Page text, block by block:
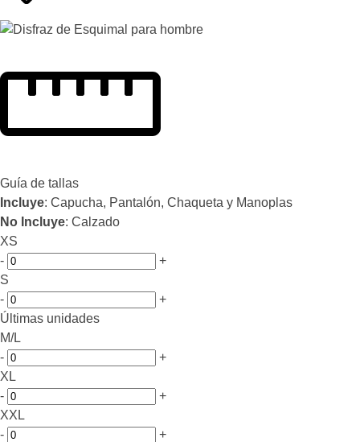
Guía de tallas
Incluye: Capucha, Pantalón, Chaqueta y Manoplas
No Incluye: Calzado
XS
-
+
S
-
+
Últimas unidades
M/L
-
+
XL
-
+
XXL
-
+